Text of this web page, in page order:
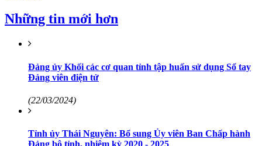
Những tin mới hơn
Đảng ủy Khối các cơ quan tỉnh tập huấn sử dụng Sổ tay
Đảng viên điện tử
(22/03/2024)
Tỉnh ủy Thái Nguyên: Bổ sung Ủy viên Ban Chấp hành
Đảng bộ tỉnh, nhiệm kỳ 2020 - 2025